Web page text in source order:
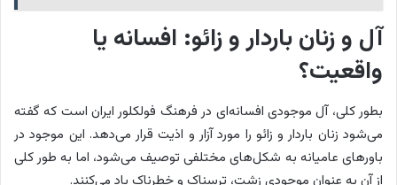
آل و زنان باردار و زائو: افسانه یا
واقعیت؟
بطور کلی، آل موجودی افسانه‌ای در فرهنگ فولکلور ایران است که گفته
می‌شود زنان باردار و زائو را مورد آزار و اذیت قرار می‌دهد. این موجود در
باورهای عامیانه به شکل‌های مختلفی توصیف می‌شود، اما به طور کلی
از آن به عنوان موجودی زشت، ترسناک و خطرناک یاد می‌کنند.